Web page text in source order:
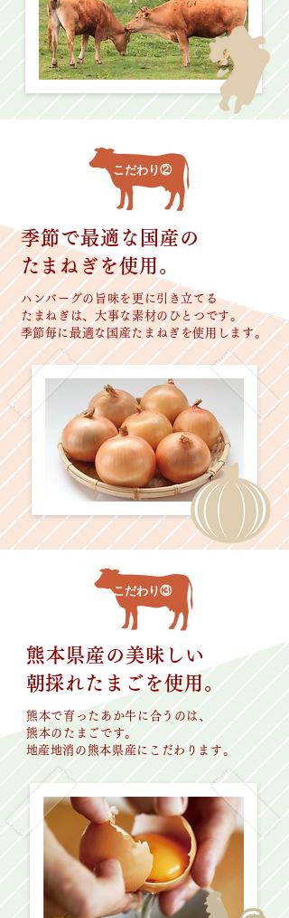
こだわり②
季節で最適な国産の
​たまねぎを使用。
ハンバーグの旨味を更に引き立てる
たまねぎは、大事な素材のひとつです。
​季節毎に最適な国産たまねぎを使用します。
こだわり③
熊本県産の美味しい
​朝採れたまごを使用。
熊本で育ったあか牛に合うのは、
熊本のたまごです。
​地産地消の熊本県産にこだわります。